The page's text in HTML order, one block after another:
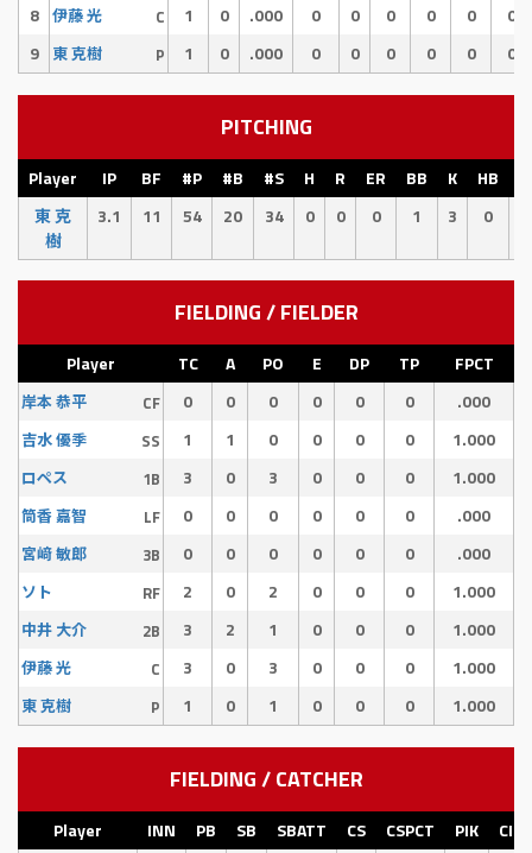
8 伊藤 光 C 1 0 .000 0 0 0 0 0
0
9
東 克樹 P 1 0 .000 0 0 0 0 0 0
PITCHING
Player IP BF #P #B #S H R ER BB K HB
東 克
樹
3.1 11 54 20 34 0 0 0 1 3 0
FIELDING / FIELDER
Player TC A PO E DP TP FPCT
岸本 恭平 CF 0 0 0 0 0 0 .000
吉水 優季 SS 1 1 0 0 0 0 1.000
ロペス 1B 3 0 3 0 0 0 1.000
筒香 嘉智 LF 0 0 0 0 0 0 .000
宮﨑 敏郎 3B 0 0 0 0 0 0 .000
ソト RF 2 0 2 0 0 0 1.000
中井 大介 2B 3 2 1 0 0 0 1.000
伊藤 光 C 3 0 3 0 0 0 1.000
東 克樹 P 1 0 1 0 0 0 1.000
FIELDING / CATCHER
Player INN PB SB SBATT CS CSPCT PIK CI